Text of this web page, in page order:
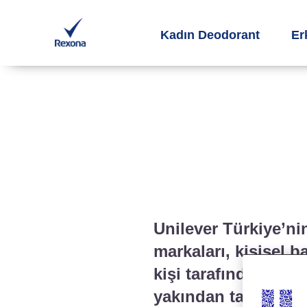
Kadın Deodorant
Unilever
markaları, kişisel
kişi tarafından
yakından